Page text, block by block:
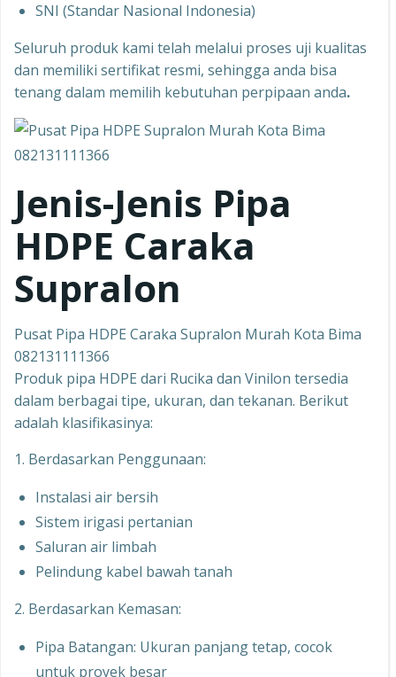
SNI (Standar Nasional Indonesia)
Seluruh produk kami telah melalui proses uji kualitas
dan memiliki sertifikat resmi, sehingga anda bisa
tenang dalam memilih kebutuhan perpipaan anda.
Jenis-Jenis Pipa
HDPE Caraka
Supralon
Pusat Pipa HDPE Caraka Supralon Murah Kota Bima
082131111366
Produk pipa HDPE dari Rucika dan Vinilon tersedia
dalam berbagai tipe, ukuran, dan tekanan. Berikut
adalah klasifikasinya:
1. Berdasarkan Penggunaan:
Instalasi air bersih
Sistem irigasi pertanian
Saluran air limbah
Pelindung kabel bawah tanah
2. Berdasarkan Kemasan:
Pipa Batangan: Ukuran panjang tetap, cocok
untuk proyek besar